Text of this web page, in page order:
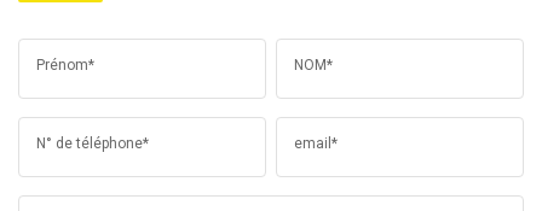
Prénom* NOM*
N° de téléphone* email*